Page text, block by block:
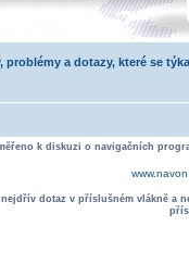
problémy a dotazy, které se
k diskuzi o navigačních
dotaz v příslušném vlákně a